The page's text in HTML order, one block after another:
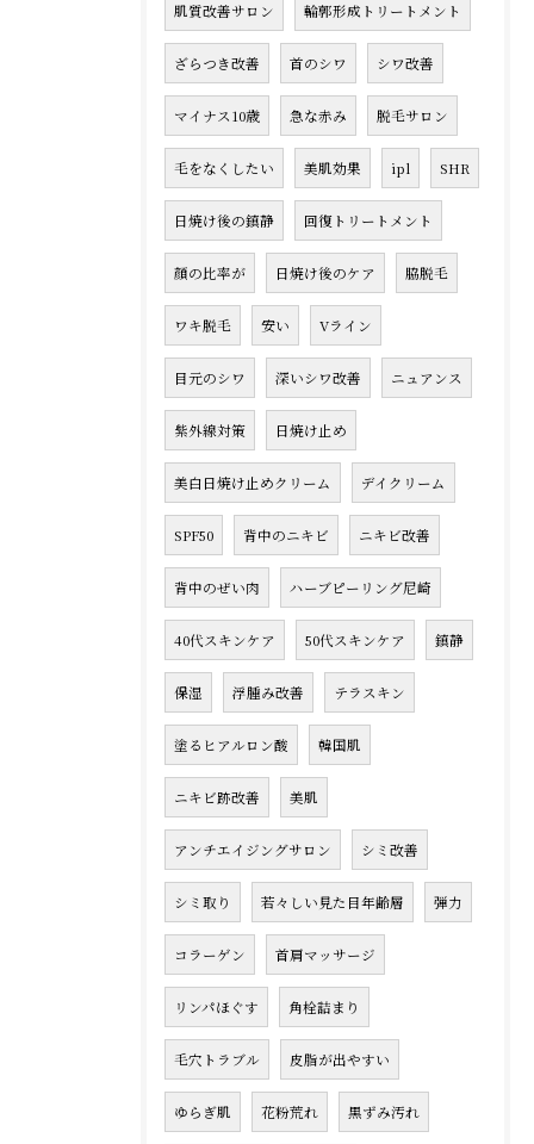
肌質改善サロン 輪郭形成トリートメント
ざらつき改善 首のシワ シワ改善
マイナス10歳 急な赤み 脱毛サロン
毛をなくしたい 美肌効果 ipl SHR
日焼け後の鎮静 回復トリートメント
顔の比率が 日焼け後のケア 脇脱毛
ワキ脱毛 安い Vライン
目元のシワ 深いシワ改善 ニュアンス
紫外線対策 日焼け止め
美白日焼け止めクリーム デイクリーム
SPF50 背中のニキビ ニキビ改善
背中のぜい肉 ハーブピーリング尼崎
40代スキンケア 50代スキンケア 鎮静
保湿 浮腫み改善 テラスキン
塗るヒアルロン酸 韓国肌
ニキビ跡改善 美肌
アンチエイジングサロン シミ改善
シミ取り 若々しい見た目年齢層 弾力
コラーゲン 首肩マッサージ
リンパほぐす 角栓詰まり
毛穴トラブル 皮脂が出やすい
ゆらぎ肌 花粉荒れ 黒ずみ汚れ